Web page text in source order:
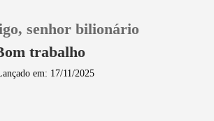
senhor bilionário
trabalho
em: 17/11/2025